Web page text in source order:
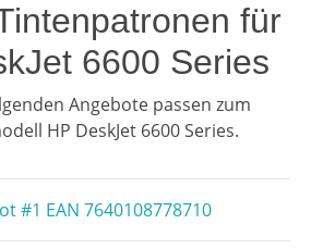
für
6600 Series
Angebote passen zum
HP DeskJet 6600 Series.
#1 EAN 7640108778710